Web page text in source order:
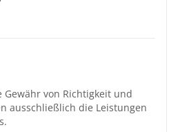
von Richtigkeit und
ausschließlich die Leistungen